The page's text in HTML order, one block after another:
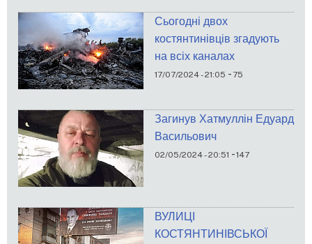
Сьогодні двох
костянтинівців згадують
на всіх каналах
17/07/2024 - 21:05 - 75
Загинув Хатмуллін Едуард
Васильович
02/05/2024 - 20:51 -147
ВУЛИЦІ
КОСТЯНТИНІВСЬКОЇ